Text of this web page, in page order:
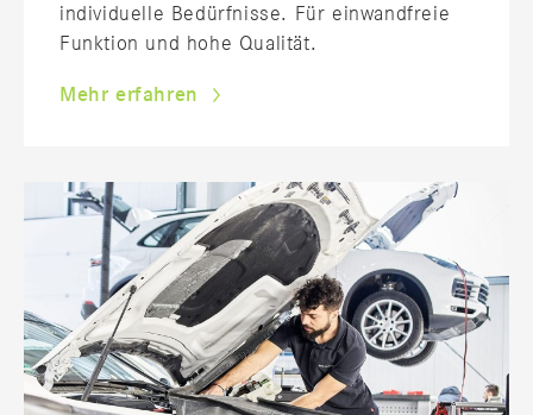
individuelle Bedürfnisse. Für einwandfreie
Funktion und hohe Qualität.
Mehr erfahren